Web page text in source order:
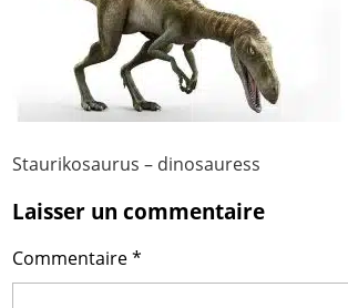
Staurikosaurus – dinosauress
Laisser un commentaire
Commentaire*